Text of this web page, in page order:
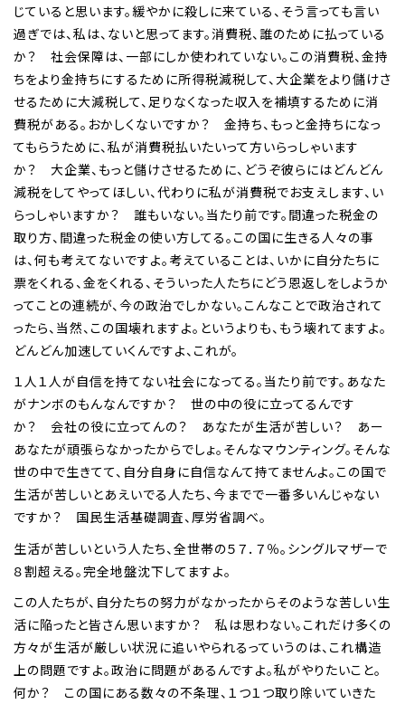
じていると思います。緩やかに殺しに来ている、そう言っても言い
過ぎでは、私は、ないと思ってます。消費税、誰のために払っている
か？ 社会保障は、一部にしか使われていない。この消費税、金持
ちをより金持ちにするために所得税減税して、大企業をより儲けさ
せるために大減税して、足りなくなった収入を補填するために消
費税がある。おかしくないですか？ 金持ち、もっと金持ちになっ
てもらうために、私が消費税払いたいって方いらっしゃいます
か？ 大企業、もっと儲けさせるために、どうぞ彼らにはどんどん
減税をしてやってほしい、代わりに私が消費税でお支えします、い
らっしゃいますか？ 誰もいない。当たり前です。間違った税金の
取り方、間違った税金の使い方してる。この国に生きる人々の事
は、何も考えてないですよ。考えていることは、いかに自分たちに
票をくれる、金をくれる、そういった人たちにどう恩返しをしようか
ってことの連続が、今の政治でしかない。こんなことで政治されて
ったら、当然、この国壊れますよ。というよりも、もう壊れてますよ。
どんどん加速していくんですよ、これが。
１人１人が自信を持てない社会になってる。当たり前です。あなた
がナンボのもんなんですか？ 世の中の役に立ってるんです
か？ 会社の役に立ってんの？ あなたが生活が苦しい？ あー
あなたが頑張らなかったからでしょ。そんなマウンティング。そんな
世の中で生きてて、自分自身に自信なんて持てませんよ。この国で
生活が苦しいとあえいでる人たち、今までで一番多いんじゃない
ですか？ 国民生活基礎調査、厚労省調べ。
生活が苦しいという人たち、全世帯の５７．７％。シングルマザーで
８割超える。完全地盤沈下してますよ。
この人たちが、自分たちの努力がなかったからそのような苦しい生
活に陥ったと皆さん思いますか？ 私は思わない。これだけ多くの
方々が生活が厳しい状況に追いやられるっていうのは、これ構造
上の問題ですよ。政治に問題があるんですよ。私がやりたいこと。
何か？ この国にある数々の不条理、１つ１つ取り除いていきた